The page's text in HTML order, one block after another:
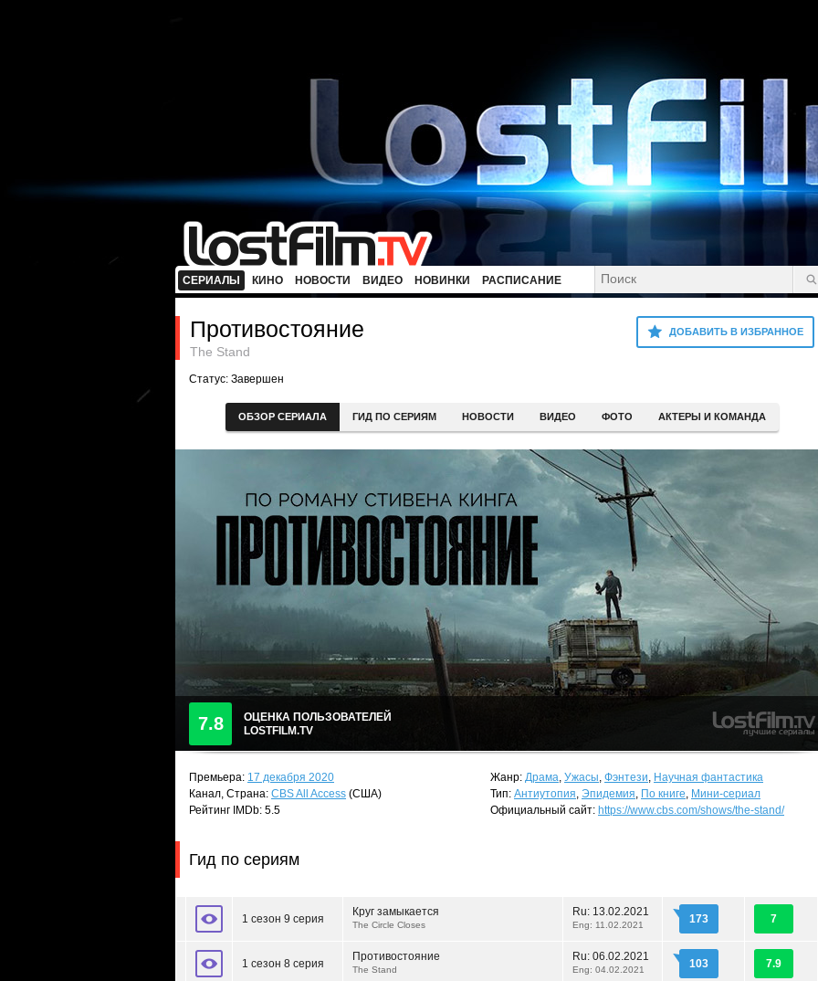
СЕРИАЛЫ КИНО НОВОСТИ ВИДЕО НОВИНКИ РАСПИСАНИЕ
ДОБАВИТЬ В ИЗБРАННОЕ
Противостояние
The Stand
Статус: Завершен
ОБЗОР СЕРИАЛА ГИД ПО СЕРИЯМ НОВОСТИ ВИДЕО ФОТО АКТЕРЫ И КОМАНДА
7.8
ОЦЕНКА ПОЛЬЗОВАТЕЛЕЙ
LOSTFILM.TV
Премьера: 17 декабря 2020
Канал, Страна: CBS All Access (США)
Рейтинг IMDb: 5.5
Жанр: Драма, Ужасы, Фэнтези, Научная фантастика
Тип: Антиутопия, Эпидемия, По книге, Мини-сериал
Официальный сайт: https://www.cbs.com/shows/the-stand/
Гид по сериям
1 сезон 9 серия
Круг замыкается
The Circle Closes
Ru: 13.02.2021
Eng: 11.02.2021 173 7
1 сезон 8 серия
Противостояние
The Stand
Ru: 06.02.2021
Eng: 04.02.2021 103 7.9